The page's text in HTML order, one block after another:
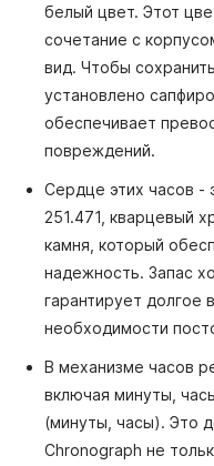
белый цвет. Этот
сочетание с
вид. Чтобы
установлено
обеспечивает
повреждений.
Сердце этих часов -
251.471, кварцевый
камня, который
надежность. Запас
гарантирует долгое
необходимости
В механизме часов
включая минуты,
(минуты, часы). Это
Chronograph не